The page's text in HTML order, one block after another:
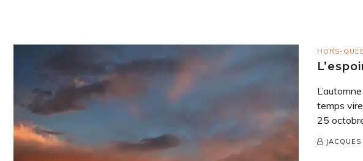
HORS-
temps
25
JACQUES